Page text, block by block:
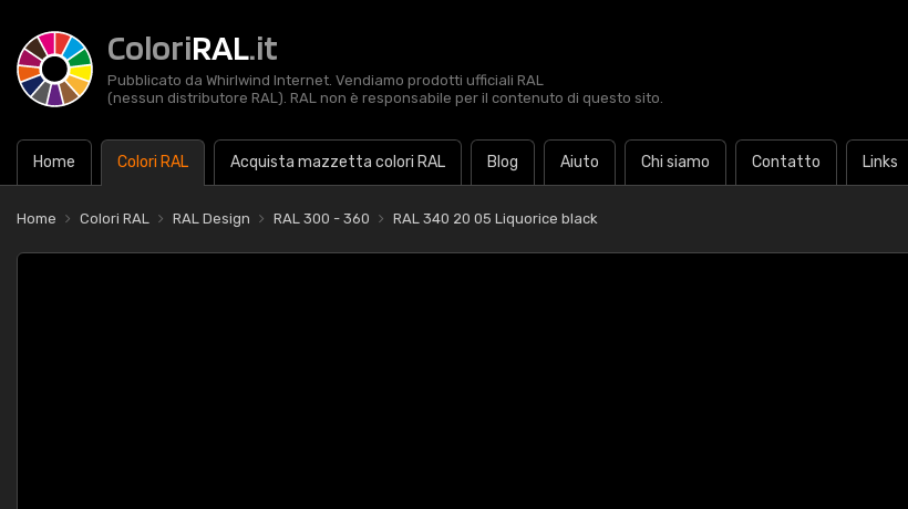
ColoriRAL.it
Pubblicato da Whirlwind Internet. Vendiamo prodotti ufficiali RAL
(nessun distributore RAL). RAL non è responsabile per il contenuto di questo sito.
Home Colori RAL Acquista mazzetta colori RAL Blog Aiuto Chi siamo Contatto Links
Home Colori RAL RAL Design RAL 300 - 360 RAL 340 20 05 Liquorice black